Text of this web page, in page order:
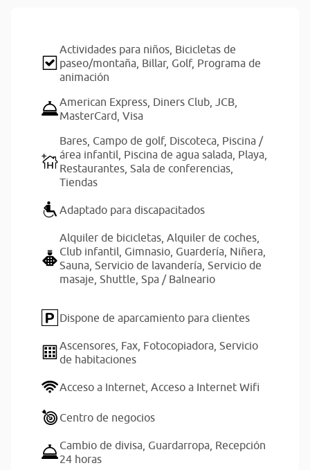
Actividades para niños, Bicicletas de
paseo/montaña, Billar, Golf, Programa de
animación
American Express, Diners Club, JCB,
MasterCard, Visa
Bares, Campo de golf, Discoteca, Piscina /
área infantil, Piscina de agua salada, Playa,
Restaurantes, Sala de conferencias,
Tiendas
Adaptado para discapacitados
Alquiler de bicicletas, Alquiler de coches,
Club infantil, Gimnasio, Guardería, Niñera,
Sauna, Servicio de lavandería, Servicio de
masaje, Shuttle, Spa / Balneario
Dispone de aparcamiento para clientes
Ascensores, Fax, Fotocopiadora, Servicio
de habitaciones
Acceso a Internet, Acceso a Internet Wifi
Centro de negocios
Cambio de divisa, Guardarropa, Recepción
24 horas